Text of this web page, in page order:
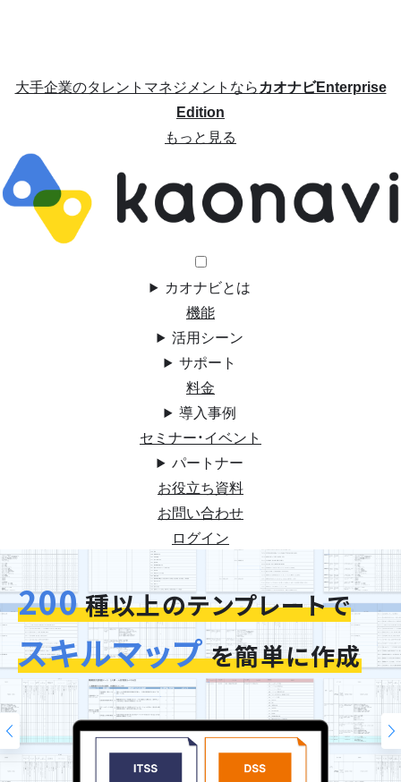
大手企業のタレントマネジメントならカオナビEnterprise
Edition
もっと見る
カオナビとは
機能
活用シーン
サポート
料金
導入事例
セミナー・イベント
パートナー
お役立ち資料
お問い合わせ
ログイン
200
スキルマップ
今お使いの評価シートを
そのまま再現